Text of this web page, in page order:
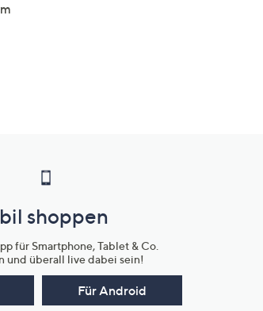
shoppen
für Smartphone, Tablet & Co.
und überall live dabei sein!
Für Android